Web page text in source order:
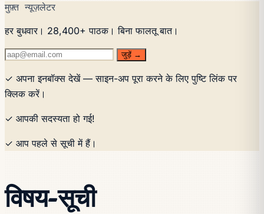
मुफ़्त न्यूज़लेटर
हर बुधवार। 28,400+ पाठक। बिना फालतू बात।
जुड़ें →
✓ अपना इनबॉक्स देखें — साइन-अप पूरा करने के लिए पुष्टि लिंक पर
क्लिक करें।
✓ आपकी सदस्यता हो गई!
✓ आप पहले से सूची में हैं।
विषय-सूची